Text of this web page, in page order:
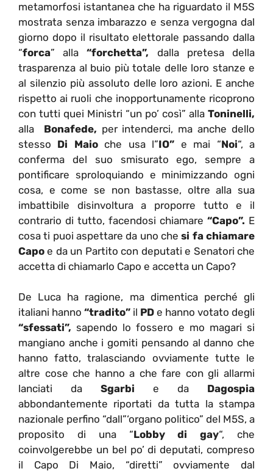
metamorfosi istantanea che ha riguardato il M5S
mostrata senza imbarazzo e senza vergogna dal
giorno dopo il risultato elettorale passando dalla
“forca” alla“forchetta”, dalla pretesa della
trasparenza al buio più totale delle loro stanze e
al silenzio più assoluto delle loro azioni. E anche
rispetto ai ruoli che inopportunamente ricoprono
con tutti quei Ministri “un po’ così” alla Toninelli,
alla Bonafede, per intenderci, ma anche dello
stesso Di Maioche usa l”IO” e mai “Noi“, a
conferma del suo smisurato ego, sempre a
pontificare sproloquiando e minimizzando ogni
cosa, e come se non bastasse, oltre alla sua
imbattibile disinvoltura a proporre tutto e il
contrario di tutto, facendosi chiamare “Capo”. E
cosa ti puoi aspettare da uno chesi fa chiamare
Capo e da un Partito con deputati e Senatori che
accetta di chiamarlo Capo e accetta un Capo?
De Luca ha ragione, ma dimentica perché gli
italiani hanno “tradito” il PD e hanno votato degli
“sfessati”, sapendo lo fossero e mo magari si
mangiano anche i gomiti pensando al danno che
hanno fatto, tralasciando ovviamente tutte le
altre cose che hanno a che fare con gli allarmi
lanciati da Sgarbi e da Dagospia
abbondantemente riportati da tutta la stampa
nazionale perfino “dall”‘organo politico” del M5S, a
proposito di una “Lobby di gay“, che
coinvolgerebbe un bel po’ di deputati, compreso
il Capo Di Maio, “diretti” ovviamente dal